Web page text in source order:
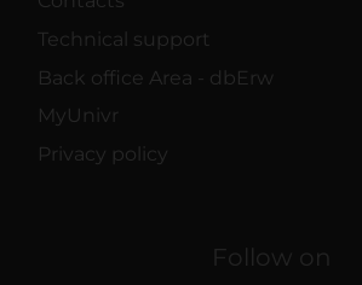
Technical support
Back office Area - dbErw
MyUnivr
Privacy policy
Follow on